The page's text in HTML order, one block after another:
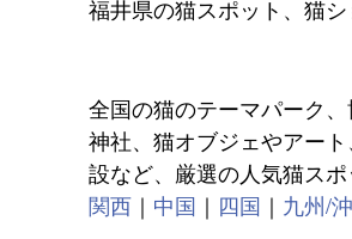
福井県の猫スポット、猫
全国の猫のテーマパーク
神社、猫オブジェやアー
設など、厳選の人気猫ス
関西 ｜ 中国 ｜ 四国 ｜ 九州/